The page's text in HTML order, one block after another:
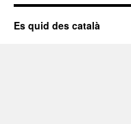
Es quid des català